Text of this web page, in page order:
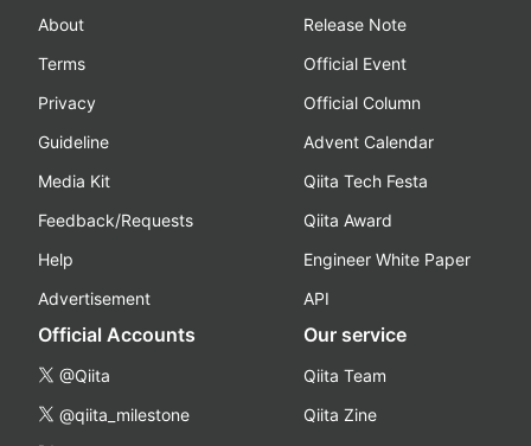
About
Terms
Privacy
Guideline
Media Kit
Feedback/Requests
Help
Advertisement
Release Note
Official Event
Official Column
Advent Calendar
Qiita Tech Festa
Qiita Award
Engineer White Paper
API
Official Accounts
@Qiita
@qiita_milestone
Our service
Qiita Team
Qiita Zine